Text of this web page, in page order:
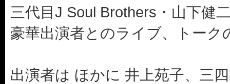
三代目J Soul Brothers・山下健
豪華出演者とのライブ、トーク
出演者は ほかに 井上苑子、三